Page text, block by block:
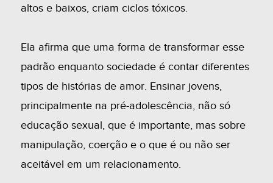
altos e baixos, criam ciclos tóxicos.
Ela afirma que uma forma de transformar esse
padrão enquanto sociedade é contar diferentes
tipos de histórias de amor. Ensinar jovens,
principalmente na pré-adolescência, não só
educação sexual, que é importante, mas sobre
manipulação, coerção e o que é ou não ser
aceitável em um relacionamento.